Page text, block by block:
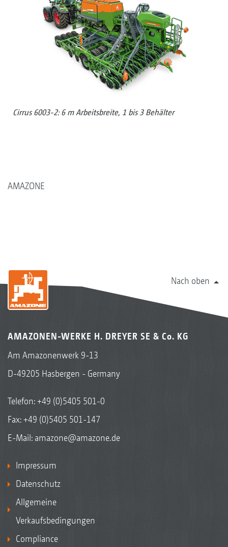
Cirrus 6003-2: 6 m Arbeitsbreite, 1 bis 3 Behälter
AMAZONE
Nach oben
AMAZONEN-WERKE H. DREYER SE & Co. KG
Am Amazonenwerk 9-13
D-49205 Hasbergen - Germany
Telefon:+49 (0)5405 501-0
Fax: +49 (0)5405 501-147
E-Mail: amazone@amazone.de
Impressum
Datenschutz
Allgemeine
Verkaufsbedingungen
Compliance